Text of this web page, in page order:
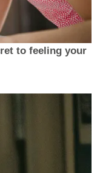
to feeling your